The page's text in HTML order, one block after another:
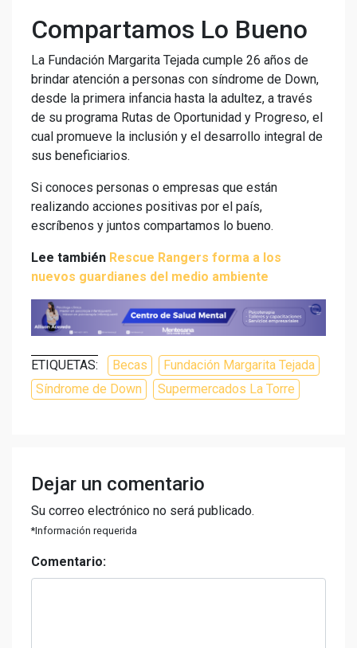
Compartamos Lo Bueno
La Fundación Margarita Tejada cumple 26 años de
brindar atención a personas con síndrome de Down,
desde la primera infancia hasta la adultez, a través
de su programa Rutas de Oportunidad y Progreso, el
cual promueve la inclusión y el desarrollo integral de
sus beneficiarios.
Si conoces personas o empresas que están
realizando acciones positivas por el país,
escríbenos y juntos compartamos lo bueno.
Lee también Rescue Rangers forma a los
nuevos guardianes del medio ambiente
ETIQUETAS: Becas
Fundación Margarita Tejada
Síndrome de Down
Supermercados La Torre
Dejar un comentario
Su correo electrónico no será publicado.
*Información requerida
Comentario: